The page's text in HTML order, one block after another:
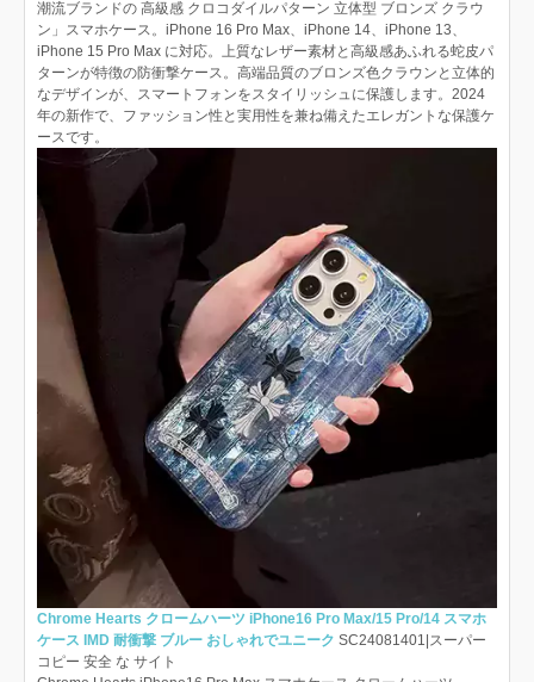
潮流ブランドの 高級感 クロコダイルパターン 立体型 ブロンズ クラウ
ン」スマホケース。iPhone 16 Pro Max、iPhone 14、iPhone 13、
iPhone 15 Pro Max に対応。上質なレザー素材と高級感あふれる蛇皮パ
ターンが特徴の防衝撃ケース。高端品質のブロンズ色クラウンと立体的
なデザインが、スマートフォンをスタイリッシュに保護します。2024
年の新作で、ファッション性と実用性を兼ね備えたエレガントな保護ケ
ースです。
Chrome Hearts クロームハーツ iPhone16 Pro Max/15 Pro/14 スマホ
ケース IMD 耐衝撃 ブルー おしゃれでユニーク SC24081401|スーパー
コピー 安全 な サイト